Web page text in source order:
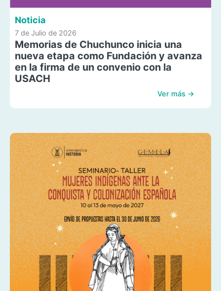
Noticia
7 de Julio de 2026
Memorias de Chuchunco inicia una
nueva etapa como Fundación y avanza
en la firma de un convenio con la
USACH
Ver más →